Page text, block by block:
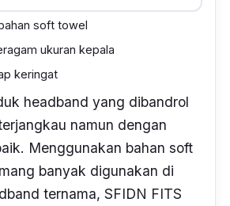
soft towel
ukuran kepala
keringat
headband yang dibandrol
namun dengan
Menggunakan bahan soft
banyak digunakan di
ternama, SFIDN FITS